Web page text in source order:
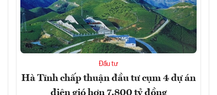
Đầu tư
Hà Tĩnh chấp thuận đầu tư cụm 4 dự án
điện gió hơn 7.800 tỷ đồng